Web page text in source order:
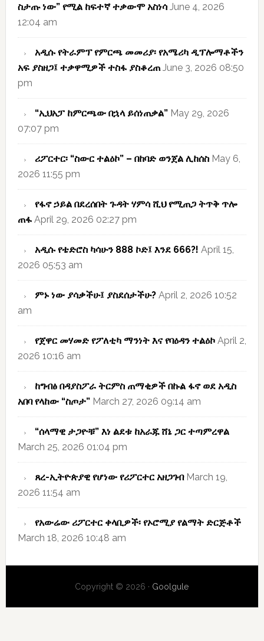
ስታጡ ነው” የሚል ከፍተኛ ተቃውሞ አስነሳ June 4, 2026
12:04 am
አዲሱ የትራምፕ የምርጫ መመሪያ፡ የአሜሪካ ዲፕሎማቶችን
አፍ ያስዘጋ፤ ተቃዋሚዎች ተስፋ ያስቆረጠ June 3, 2026 08:50
pm
“ኢህአፓ ከምርጫው በኋላ ይሰነጠቃል” May 29, 2026
07:07 pm
ሪፖርተር፡ “ስውር ተልዕኮ” – በከባድ ወንጀል ሊከሰስ May 6,
2026 11:55 pm
የፋኖ ኃይል በደረሰበት ጉዳት ሃምሳ ሺህ የሚጠጋ ትጥቅ ጥሎ
ጠፋ April 29, 2026 02:27 pm
አዲሱ የቴድሮስ ካሳሁን 888 ኮድ፤ እንደ 666?! April 15,
2026 05:53 am
ምኑ ነው ያሳቃችሁ፤ ያስደሰታችሁ? April 2, 2026 10:52
am
የጀዋር መሃመድ የፖለቲካ ማንነት እና የባዕዳን ተልዕኮ April 2,
2026 10:16 am
ከግብፅ በዳያስፖራ ትርምስ ጠማቂዎች በኩል ፋኖ ወደ አዲስ
አበባ የላከው “ስጦታ” March 27, 2026 09:14 am
“ሰላማዊ ታጋዮቹ” እነ ልደቱ ከአራጁ ሸኔ ጋር ተጣምረዋል
March 25, 2026 01:04 pm
ጸረ-ኢትዮጵያዊ የሆነው የሪፖርተር አዘጋገብ March 19,
2026 11:54 am
የአውሬው ሪፖርተር ቀላቢዎች፡ የኦሮሚያ የልማት ድርጅቶች
March 18, 2026 10:48 am
Copyright © 2026 · Goolgule